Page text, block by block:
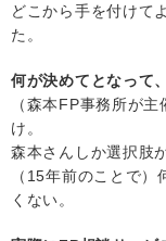
どこから手を付けて
た。
何が決めてとなって
（森本FP事務所が
け。
森本さんしか選択肢
（15年前のことで
くない。